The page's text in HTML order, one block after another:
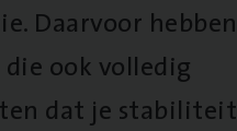
Daarvoor hebben
ook volledig
dat je stabiliteit